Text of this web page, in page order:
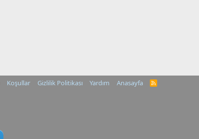
Koşullar Gizlilik Politikası Yardım Anasayfa
R